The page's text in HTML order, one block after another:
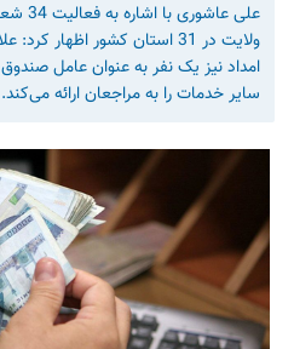
علی
ولایت در 31 استان کشور اظهار
امداد نیز یک نفر به عنوان عامل
سایر خدمات را به مراجعان ارائه می‌کند.